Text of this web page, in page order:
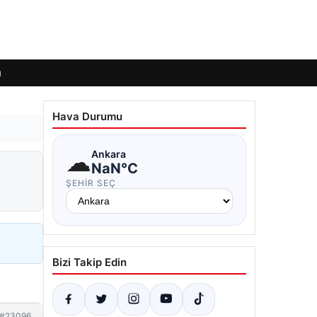
Hava Durumu
☁Ankara
NaN°C
ŞEHIR SEÇ
Bizi Takip Edin